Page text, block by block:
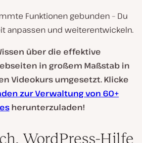
Funktionen gebunden – Du
anpassen und weiterentwickeln.
über die effektive
in großem Maßstab in
Videokurs umgesetzt. Klicke
zur Verwaltung von 60+
herunterzuladen!
WordPress-Hilfe